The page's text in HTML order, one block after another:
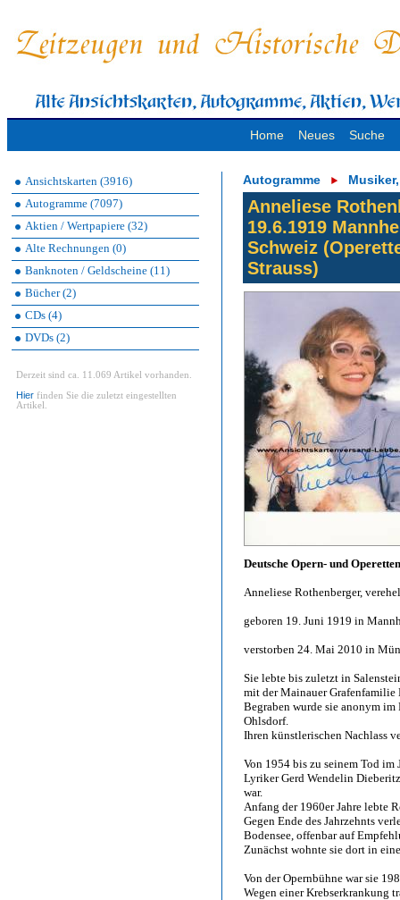
Home Neues Suche
Ansichtskarten (3916)
Autogramme (7097)
Aktien / Wertpapiere (32)
Alte Rechnungen (0)
Banknoten / Geldscheine (11)
Bücher (2)
CDs (4)
DVDs (2)
Derzeit sind ca. 11.069 Artikel vorhanden.
Hier finden Sie die zuletzt eingestellten
Artikel.
Autogramme
Anneliese
19.6.1919
Schweiz
Strauss)
Deutsche Opern- und
Anneliese Rothenberger,
geboren 19. Juni 1919 in
verstorben 24. Mai 2010 in
Sie lebte bis zuletzt in
mit der Mainauer Grafenfamilie
Begraben wurde sie anonym
Ohlsdorf.
Ihren künstlerischen Nachlass
Von 1954 bis zu seinem Tod im
Lyriker Gerd Wendelin
war.
Anfang der 1960er Jahre lebte
Gegen Ende des Jahrzehnts
Bodensee, offenbar auf
Zunächst wohnte sie dort in
Von der Opernbühne war sie
Wegen einer Krebserkrankung